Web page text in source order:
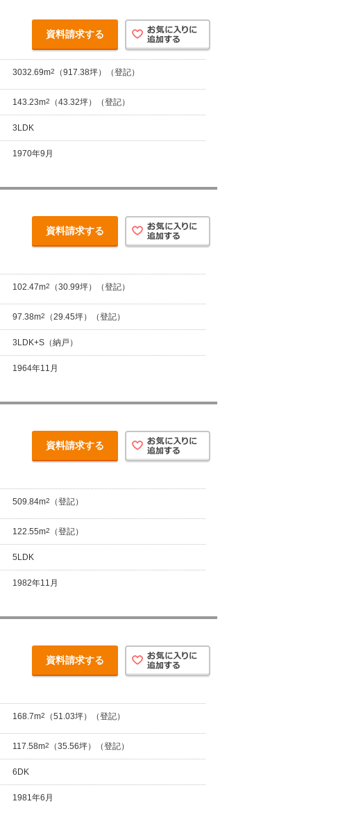
資料請求する
3032.69m2 （917.38坪）（登記）
143.23m2 （43.32坪）（登記）
3LDK
1970年9月
資料請求する
102.47m2 （30.99坪）（登記）
97.38m2 （29.45坪）（登記）
3LDK+S（納戸）
1964年11月
資料請求する
509.84m2 （登記）
122.55m2 （登記）
5LDK
1982年11月
資料請求する
168.7m2 （51.03坪）（登記）
117.58m2 （35.56坪）（登記）
6DK
1981年6月